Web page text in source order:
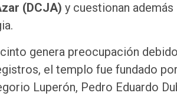
(DCJA) y cuestionan además
genera preocupación
el templo fue fundado
Luperón, Pedro Eduardo